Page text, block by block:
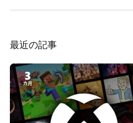
最近の記事